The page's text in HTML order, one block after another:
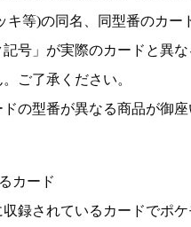
キ等)の同名、同型番のカ
号」が実際のカードと異
ご了承ください。
の型番が異なる商品が御
カード
録されているカードでポ